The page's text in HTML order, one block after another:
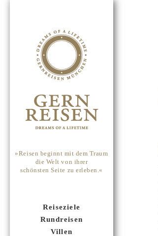
»Reisen beginnt mit dem Traum
die Welt von ihrer
schönsten Seite zu erleben.«
Reiseziele
Rundreisen
Villen